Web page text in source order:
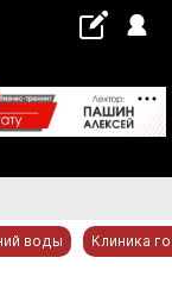
воды Клиника